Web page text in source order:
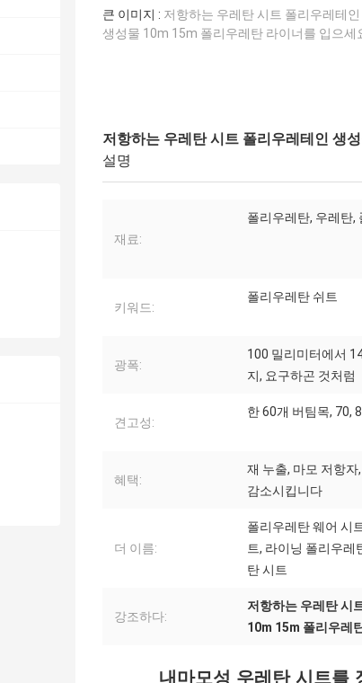
큰 이미지 : 저항하는 우레탄 시트 폴리우레테인
생성물 10m 15m 폴리우레탄 라이너를 입으세
저항하는 우레탄 시트 폴리우레테인 생
설명
재료:
폴리우레탄, 우레탄,
키워드:
폴리우레탄 쉬트
광폭:
100 밀리미터에서
지, 요구하곤 것처럼
견고성:
한 60개 버팀목, 70,
혜택:
재 누출, 마모 저항
감소시킵니다
더 이름:
폴리우레탄 웨어 시
트, 라이닝 폴리우레
탄 시트
강조하다:
저항하는 우레탄 시
10m 15m 폴리우레
내마모성 우레탄 시트를